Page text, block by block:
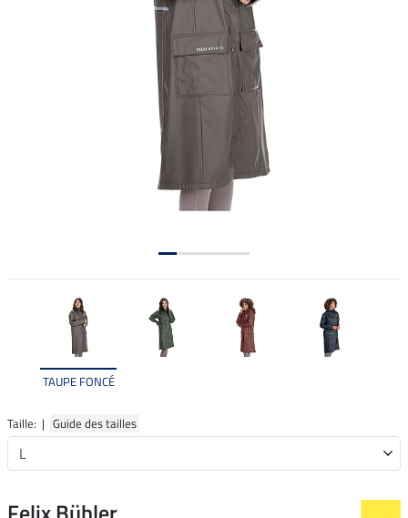
TAUPE FONCÉ
Taille: | Guide des tailles